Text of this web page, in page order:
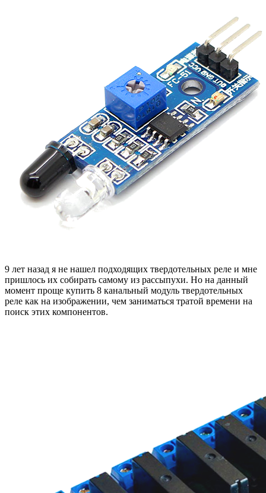
9 лет назад я не нашел подходящих твердотельных реле и мне
пришлось их собирать самому из рассыпухи. Но на данный
момент проще купить 8 канальный модуль твердотельных
реле как на изображении, чем заниматься тратой времени на
поиск этих компонентов.